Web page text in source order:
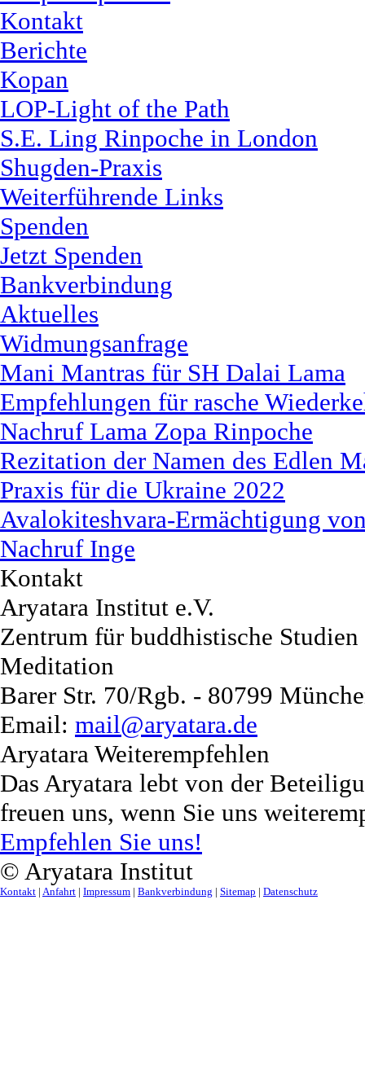
Kontakt
Berichte
Kopan
LOP-Light of the Path
S.E. Ling Rinpoche in London
Shugden-Praxis
Weiterführende Links
Spenden
Jetzt Spenden
Bankverbindung
Aktuelles
Widmungsanfrage
Mani Mantras für SH Dalai Lama
Empfehlungen für rasche
Nachruf Lama Zopa Rinpoche
Rezitation der Namen des Edlen
Praxis für die Ukraine 2022
Avalokiteshvara-Ermächtigung
Nachruf Inge
Kontakt
Aryatara Institut e.V.
Zentrum für buddhistische Studien
Meditation
Barer Str. 70/Rgb. - 80799
Email: mail@aryatara.de
Aryatara Weiterempfehlen
Das Aryatara lebt von der
freuen uns, wenn Sie uns
Empfehlen Sie uns!
© Aryatara Institut
Kontakt Anfahrt Impressum Bankverbindung Sitemap Datenschutz